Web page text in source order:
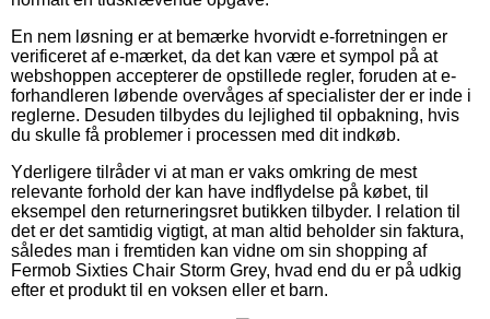
En nem løsning er at bemærke hvorvidt e-forretningen er
verificeret af e-mærket, da det kan være et sympol på at
webshoppen accepterer de opstillede regler, foruden at e-
forhandleren løbende overvåges af specialister der er inde i
reglerne. Desuden tilbydes du lejlighed til opbakning, hvis
du skulle få problemer i processen med dit indkøb.
Yderligere tilråder vi at man er vaks omkring de mest
relevante forhold der kan have indflydelse på købet, til
eksempel den returneringsret butikken tilbyder. I relation til
det er det samtidig vigtigt, at man altid beholder sin faktura,
således man i fremtiden kan vidne om sin shopping af
Fermob Sixties Chair Storm Grey, hvad end du er på udkig
efter et produkt til en voksen eller et barn.